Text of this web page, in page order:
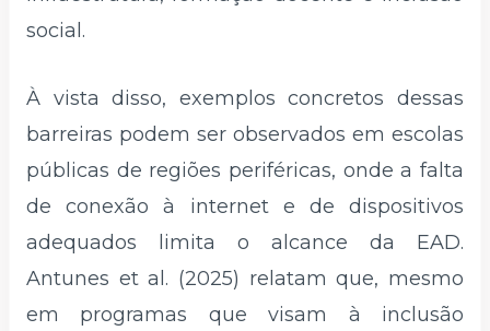
social.
À vista disso, exemplos concretos dessas
barreiras podem ser observados em escolas
públicas de regiões periféricas, onde a falta
de conexão à internet e de dispositivos
adequados limita o alcance da EAD.
Antunes et al. (2025) relatam que, mesmo
em programas que visam à inclusão